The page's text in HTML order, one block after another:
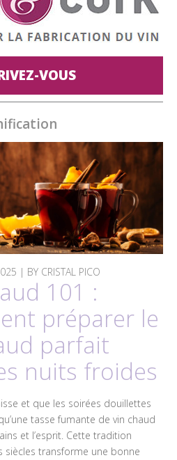
VOUS
| BY CRISTAL PICO
101 :
préparer le
parfait
nuits froides
et que les soirées douillettes
tasse fumante de vin chaud
et l’esprit. Cette tradition
siècles transforme une bonne